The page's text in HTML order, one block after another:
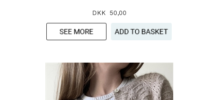
DKK 50,00